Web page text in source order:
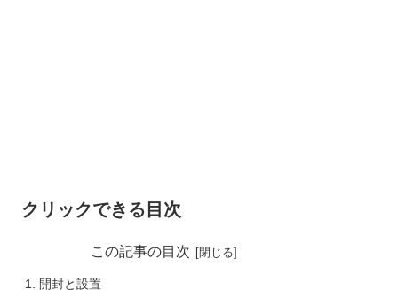
クリックできる目次
この記事の目次
開封と設置